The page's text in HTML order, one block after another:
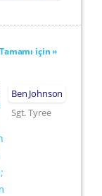
Tamamı için »
Ben Johnson
Sgt. Tyree